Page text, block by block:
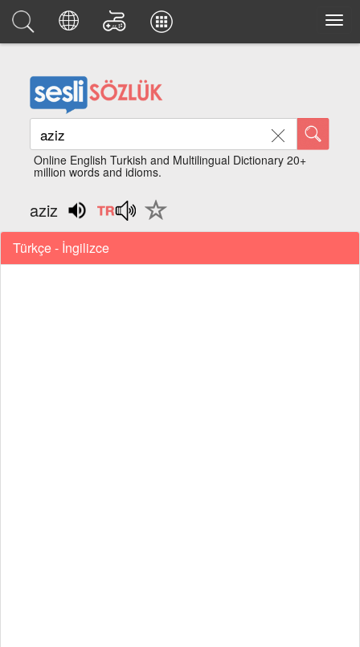
Online English Turkish and Multilingual Dictionary 20+
million words and idioms.
aziz
Türkçe - İngilizce